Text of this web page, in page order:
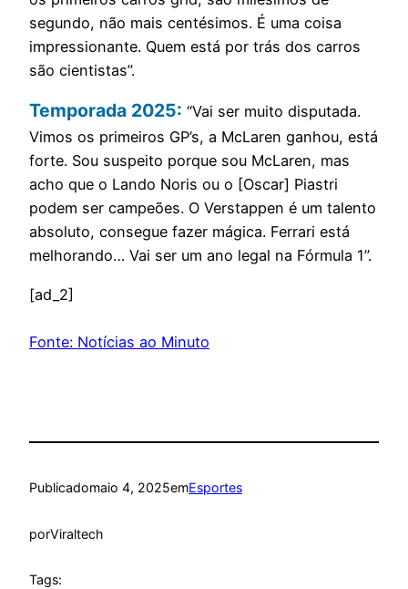
segundo, não mais centésimos. É uma coisa
impressionante. Quem está por trás dos carros
são cientistas”.
Temporada 2025: “Vai ser muito disputada.
Vimos os primeiros GP’s, a McLaren ganhou, está
forte. Sou suspeito porque sou McLaren, mas
acho que o Lando Noris ou o [Oscar] Piastri
podem ser campeões. O Verstappen é um talento
absoluto, consegue fazer mágica. Ferrari está
melhorando… Vai ser um ano legal na Fórmula 1”.
[ad_2]
Fonte: Notícias ao Minuto
Publicadomaio 4, 2025emEsportes
porViraltech
Tags: